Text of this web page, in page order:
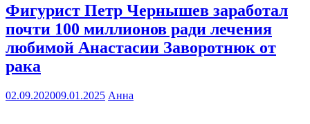
Фигурист Петр Чернышев заработал
почти 100 миллионов ради лечения
любимой Анастасии Заворотнюк от
рака
02.09.202009.01.2025 Анна